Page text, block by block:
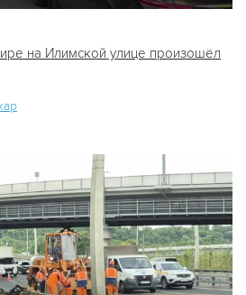
на Илимской улице произошёл